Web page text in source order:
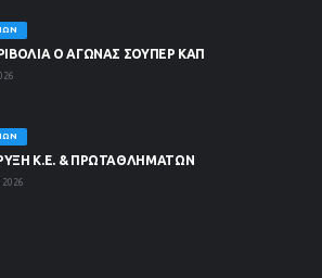
Ο ΑΓΩΝΑΣ ΣΟΥΠΕΡ ΚΑΠ
Κ.Ε. & ΠΡΩΤΑΘΛΗΜΑΤΩΝ
2026